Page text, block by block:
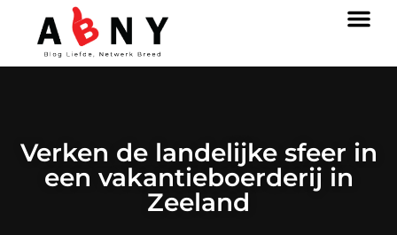
Verken de landelijke sfeer in
een vakantieboerderij in
Zeeland